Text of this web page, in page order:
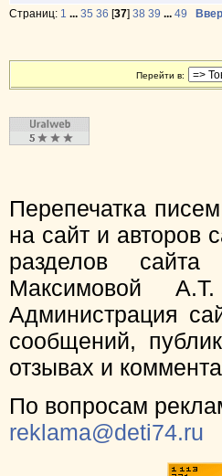
Страниц: 1 ... 35 36 [37] 38 39 ... 49
Перейти в:
Перепечатка
на сайт и авторов
разделов
Максимовой
Администрация
сообщений,
отзывах и
По вопросам
reklama@deti74.ru